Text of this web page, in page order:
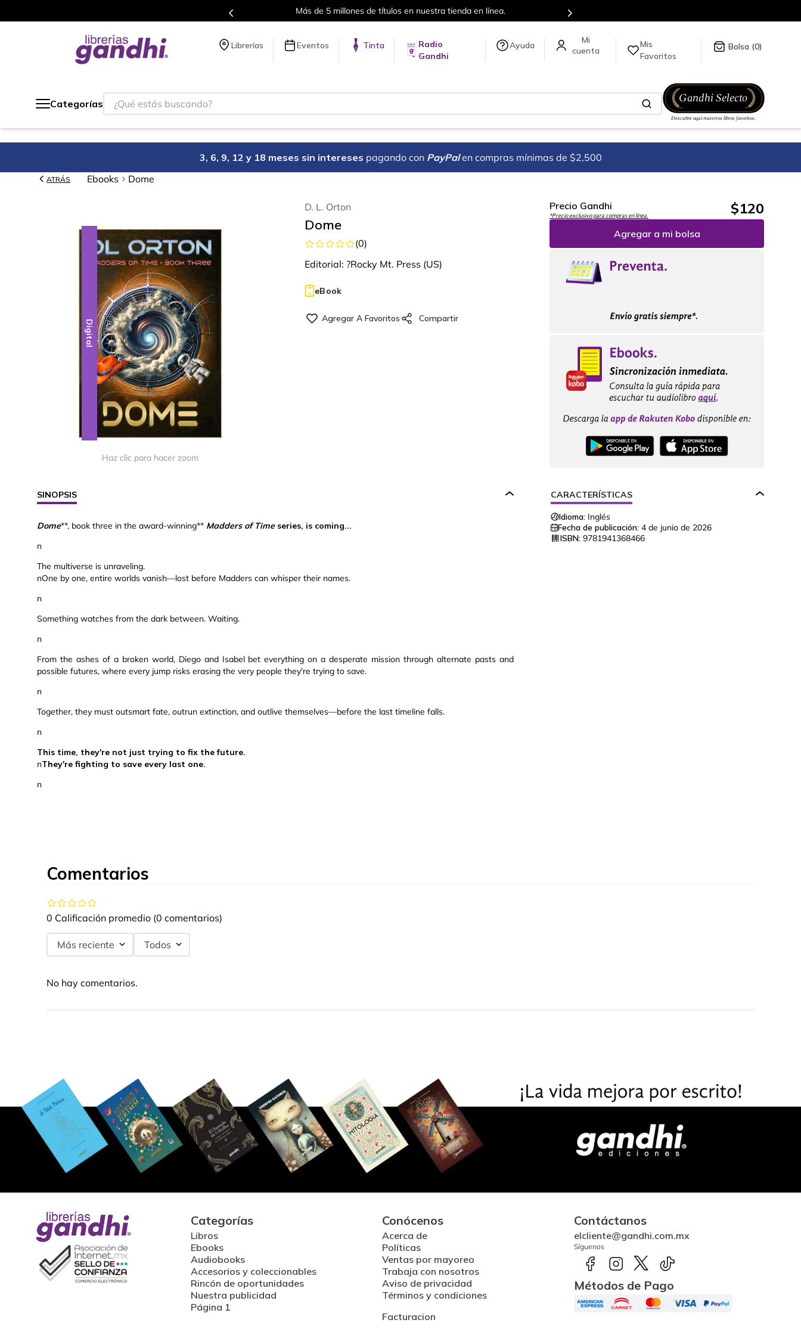
Más de 5 millones de títulos en nuestra tienda en línea. Envíos a todo el mundo, para más información da click
Librerías Eventos Tinta
Radio
Gandhi
Ayuda
Mis
Favoritos
0
Categorías
¿Qué estás buscando?
3, 6, 9, 12 y 18 meses sin intereses pagando con PayPal en compras mínimas de $2,500
ATRÁS Ebooks Dome
Digital
Haz clic para hacer zoom
D. L. Orton
Dome
(0)
Editorial: ?Rocky Mt. Press (US)
eBook
Precio Gandhi
*Precio exclusivo para compras en línea. $120
Agregar a mi bolsa
SINOPSIS
Dome**, book three in the award-winning** Madders of Time series, is coming...
n
The multiverse is unraveling.
nOne by one, entire worlds vanish—lost before Madders can whisper their names.
n
Something watches from the dark between. Waiting.
n
From the ashes of a broken world, Diego and Isabel bet everything on a desperate mission through alternate pasts and
possible futures, where every jump risks erasing the very people they're trying to save.
n
Together, they must outsmart fate, outrun extinction, and outlive themselves—before the last timeline falls.
n
This time, they're not just trying to fix the future.
nThey're fighting to save every last one.
n
CARACTERÍSTICAS
Idioma: Inglés
Fecha de publicación: 4 de junio de 2026
ISBN: 9781941368466
Comentarios
0 Calificación promedio (0 comentarios)
Más reciente Todos
No hay comentarios.
Categorías
Libros
Ebooks
Audiobooks
Accesorios y coleccionables
Rincón de oportunidades
Nuestra publicidad
Página 1
Conócenos
Acerca de
Políticas
Ventas por mayoreo
Trabaja con nosotros
Aviso de privacidad
Términos y condiciones
Facturacion
Contáctanos
elcliente@gandhi.com.mx
Síguenos
Métodos de Pago